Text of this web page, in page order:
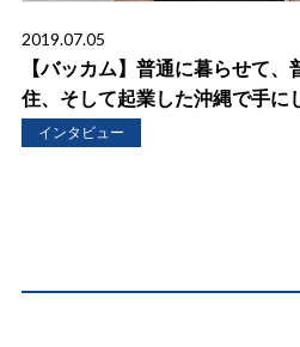
2019.07.05
【バッカム】普通に暮らせて
住、そして起業した沖縄で手に
インタビュー